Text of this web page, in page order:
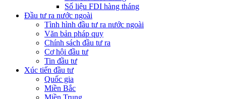
Số liệu FDI hàng tháng
Đầu tư ra nước ngoài
Tình hình đầu tư ra nước ngoài
Văn bản pháp quy
Chính sách đầu tư ra
Cơ hội đầu tư
Tin đầu tư
Xúc tiến đầu tư
Quốc gia
Miền Bắc
Miền Trung